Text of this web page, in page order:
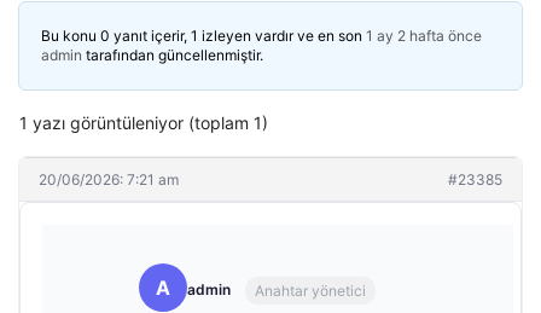
Bu konu 0 yanıt içerir, 1 izleyen vardır ve en son 1 ay 2 hafta önce
admin tarafından güncellenmiştir.
1 yazı görüntüleniyor (toplam 1)
20/06/2026: 7:21 am #23385
A admin Anahtar yönetici